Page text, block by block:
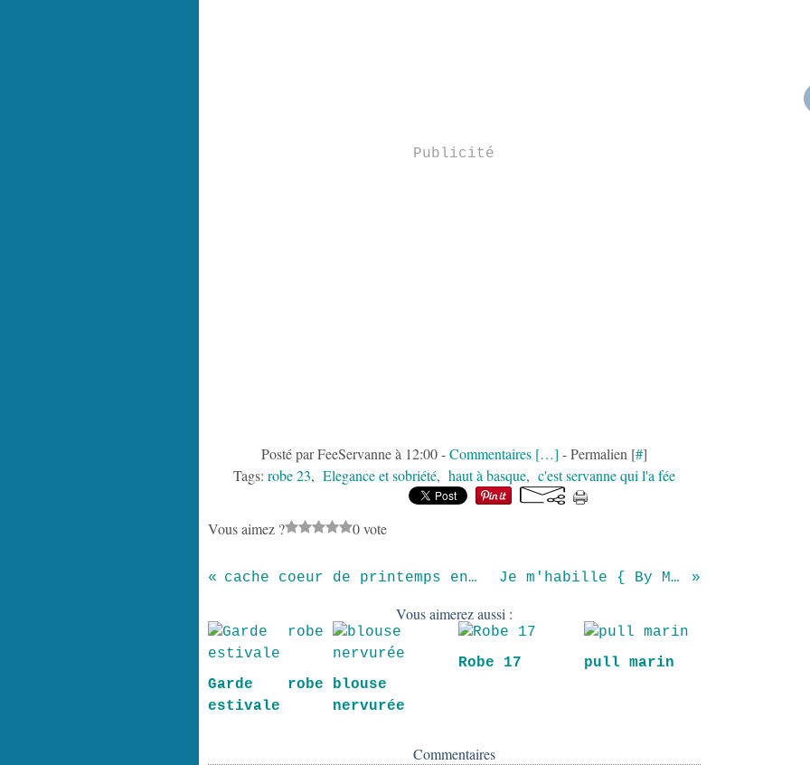
Publicité
Posté par FeeServanne à 12:00 -Commentaires […] - Permalien [#]
Tags: robe 23, Elegance et sobriété, haut à basque, c'est servanne qui l'a fée
Vous aimez ? 0 vote
cache coeur de printemps en liberty Je m'habille { By Maman }
Vous aimerez aussi :
Garde robe
estivale
blouse
nervurée
Robe 17 pull marin
Commentaires